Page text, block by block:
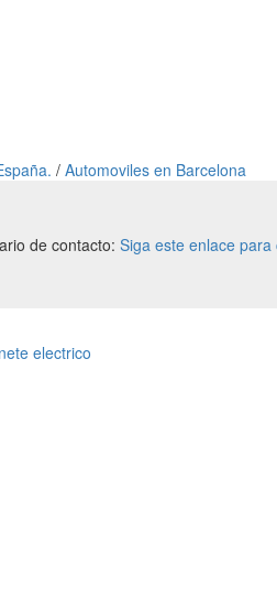
/ Automoviles en Barcelona
de contacto: Siga este enlace
electrico